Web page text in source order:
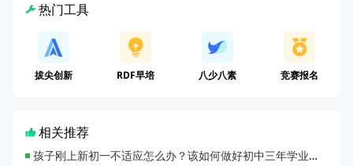
热门工具
拔尖创新 RDF早培 八少八素 竞赛报名
相关推荐
孩子刚上新初一不适应怎么办？该如何做好初中三年学业规划